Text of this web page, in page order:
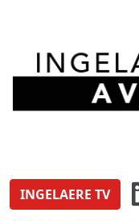
INGELAERE TV